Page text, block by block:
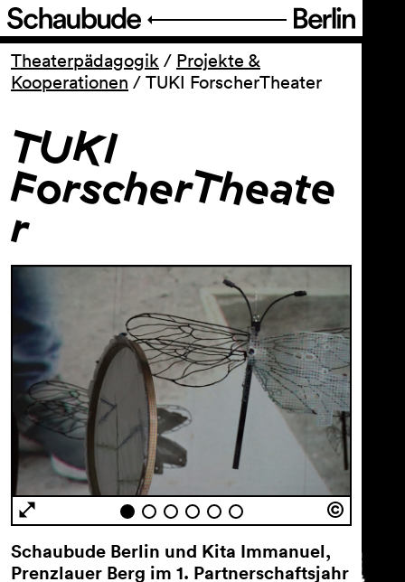
Programm
Service
Über uns
Theaterpädagogik / Projekte &
Kooperationen / TUKI ForscherTheater
TUKI
ForscherTheate
r
Schaubude Berlin und Kita Immanuel,
Prenzlauer Berg im 1. Partnerschaftsjahr